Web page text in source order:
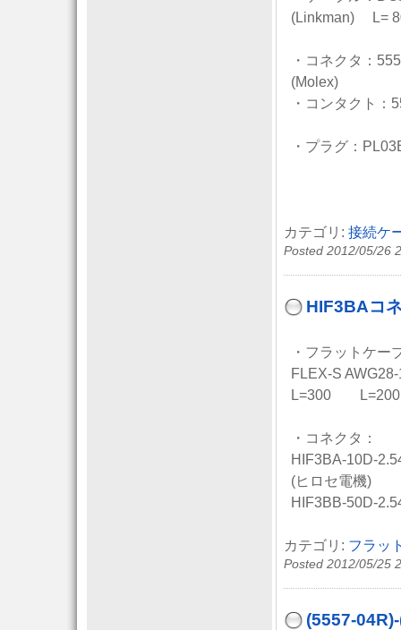
(Linkman) L=
・コネクタ：
(Molex)
・コンタクト：
・プラグ：
カテゴリ: 接続ケ
Posted 2012/05/26
HIF3BAコ
・フラットケー
FLEX-S
L=300
・コネクタ：
HIF3BA-10D-
(ヒロセ電機)
HIF3BB-50D-
カテゴリ: フラッ
Posted 2012/05/25
(5557-